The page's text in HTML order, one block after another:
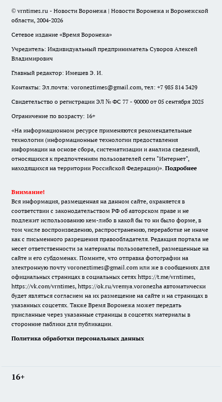
© vrntimes.ru - Новости Воронежа | Новости Воронежа и Воронежской
области, 2004-2026
Сетевое издание «Время Воронежа»
Учредитель: Индивидуальный предприниматель Суворов Алексей
Владимирович
Главный редактор: Имешев Э. И.
Контакты: Эл.почта: voroneztimes@gmail.com, тел: +7 985 814 3429
Свидетельство о регистрации ЭЛ № ФС 77 - 90000 от 05 сентября 2025
Ограничение по возрасту: 16+
«На информационном ресурсе применяются рекомендательные
технологии (информационные технологии предоставления
информации на основе сбора, систематизации и анализа сведений,
относящихся к предпочтениям пользователей сети "Интернет",
находящихся на территории Российской Федерации)». Подробнее
Внимание!
Вся информация, размещенная на данном сайте, охраняется в
соответствии с законодательством РФ об авторском праве и не
подлежит использованию кем-либо в какой бы то ни было форме, в
том числе воспроизведению, распространению, переработке не иначе
как с письменного разрешения правообладателя. Редакция портала не
несет ответственности за материалы пользователей, размещенные на
сайте и его субдоменах. Помните, что отправка фотографии на
электронную почту voroneztimes@gmail.com или же в сообщениях для
официальных страницах в социальных сетях https://t.me/vrntimes,
https://vk.com/vrntimes, https://ok.ru/vremya.voronezha автоматически
будет являться согласием на их размещение на сайте и на страницах в
указанных соцсетях. Также Время Воронежа может передать
присланные через указанные страницы в соцсетях материалы в
сторонние паблики для публикации.
Политика обработки персональных данных
16+